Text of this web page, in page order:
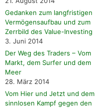
Gedanken zum langfristigen
Vermögensaufbau und zum
Zerrbild des Value-Investing
3. Juni 2014
Der Weg des Traders – Vom
Markt, dem Surfer und dem
Meer
28. März 2014
Vom Hier und Jetzt und dem
sinnlosen Kampf gegen den